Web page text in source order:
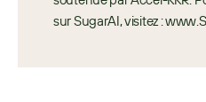
sur SugarAI, visitez :